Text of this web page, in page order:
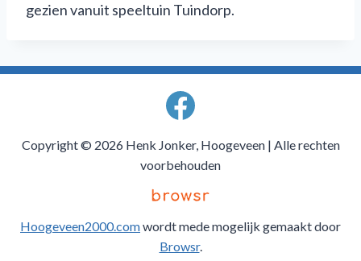
gezien vanuit speeltuin Tuindorp.
Copyright © 2026 Henk Jonker, Hoogeveen | Alle rechten
voorbehouden
Hoogeveen2000.comwordt mede mogelijk gemaakt door
Browsr.